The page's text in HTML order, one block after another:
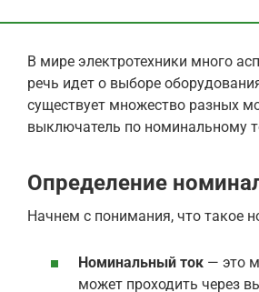
В мире электротехники много
речь идет о выборе
существует множество разных
выключатель по номинальному
Определение
Начнем с понимания, что такое
Номинальный ток — это
может проходить через